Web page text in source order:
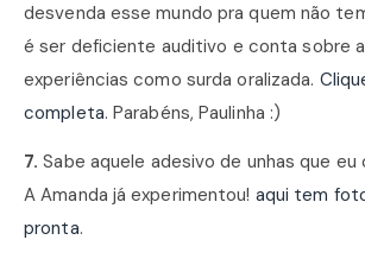
desvenda esse mundo pra quem não
é ser deficiente auditivo e conta sobre a
experiências como surda oralizada.
completa. Parabéns, Paulinha :)
7. Sabe aquele adesivo de unhas que eu
A Amanda já experimentou! aqui tem
pronta.